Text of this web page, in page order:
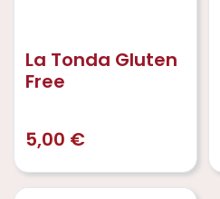
La Tonda Gluten
Free
5,00 €